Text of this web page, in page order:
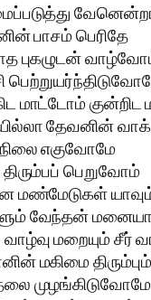
பாசம் பெரிதே
புகழுடன்
மாட்டோம்
தேவனின்
எகுவோமே
பெறுவோம்
மண்மேடுகள்
வேந்தன்
மறையும் சீர்
மகிமை
முழங்கிடுவோமே